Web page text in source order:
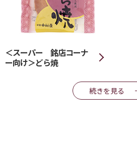
＜スーパー 銘店コーナ
ー向け＞どら焼
続きを見る